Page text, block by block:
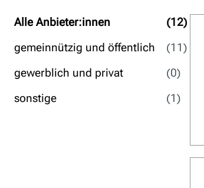
Alle Anbieter:innen (12)
gemeinnützig und öffentlich
(11)
gewerblich und privat
(0)
sonstige
(1)